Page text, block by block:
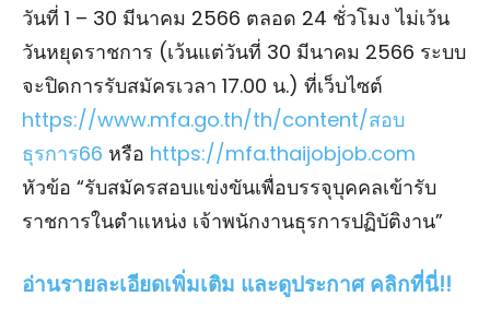
วันที่ 1 – 30 มีนาคม 2566 ตลอด 24 ชั่วโมง ไม่เว้น
วันหยุดราชการ (เว้นแต่วันที่ 30 มีนาคม 2566 ระบบ
จะปิดการรับสมัครเวลา 17.00 น.) ที่เว็บไซต์
https://www.mfa.go.th/th/content/สอบ
ธุรการ66 หรือ https://mfa.thaijobjob.com
หัวข้อ “รับสมัครสอบแข่งขันเพื่อบรรจุบุคคลเข้ารับ
ราชการในตําแหน่ง เจ้าพนักงานธุรการปฏิบัติงาน”
อ่านรายละเอียดเพิ่มเติม และดูประกาศ คลิกที่นี่!!